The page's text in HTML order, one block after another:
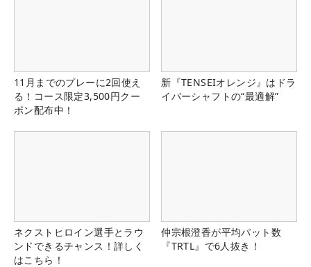
11月までのプレーに2回使え
る！コース限定3,500円クー
ポン配布中！
新『TENSEIオレンジ』はドラ
イバーシャフトの“最適解”
ネクストヒロイン選手とラウ
ンドできるチャンス！詳しく
はこちら！
仲宗根澄香が平均パット数
『TRTL』で6人抜き！